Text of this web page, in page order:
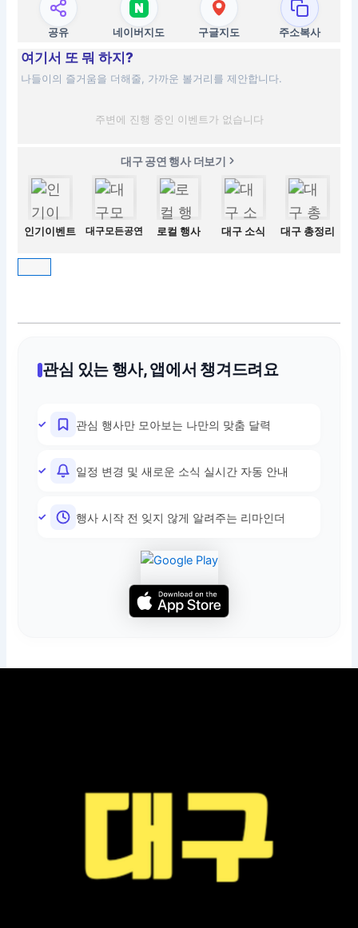
공유 네이버지도 구글지도 주소복사
여기서 또 뭐 하지?
나들이의 즐거움을 더해줄, 가까운 볼거리를 제안합니다.
주변에 진행 중인 이벤트가 없습니다
대구 공연 행사 더보기
인기이벤트 대구모든공연 로컬 행사 대구 소식 대구 총정리
관심 있는 행사, 앱에서 챙겨드려요
관심 행사만 모아보는 나만의 맞춤 달력
일정 변경 및 새로운 소식 실시간 자동 안내
행사 시작 전 잊지 않게 알려주는 리마인더